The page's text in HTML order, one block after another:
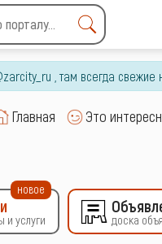
characters
, там всегда
Главная Это
и услуги
новое
доска